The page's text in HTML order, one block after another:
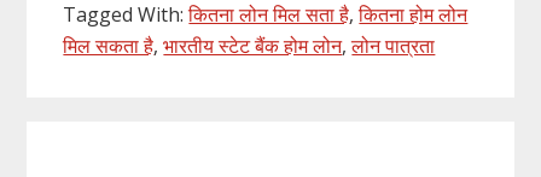
Tagged With:कितना लोन मिल सता है,कितना होम लोन
मिल सकता है,भारतीय स्टेट बैंक होम लोन,लोन पात्रता